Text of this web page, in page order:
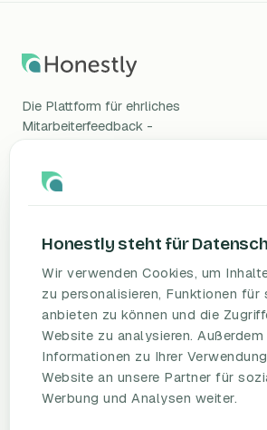
Honestly steht für
Wir verwenden Cookies, um
zu personalisieren, Funktionen für
anbieten zu können und die
Website zu analysieren.
Informationen zu Ihrer
Website an unsere Partner für
Werbung und Analysen weiter.
Die Plattform für ehrliches
Mitarbeiterfeedback -
wissenschaftlich validiert, DSGVO-
PRODUKT
Mitarbeiterbefragungs-
Plattform
Preise
Blog